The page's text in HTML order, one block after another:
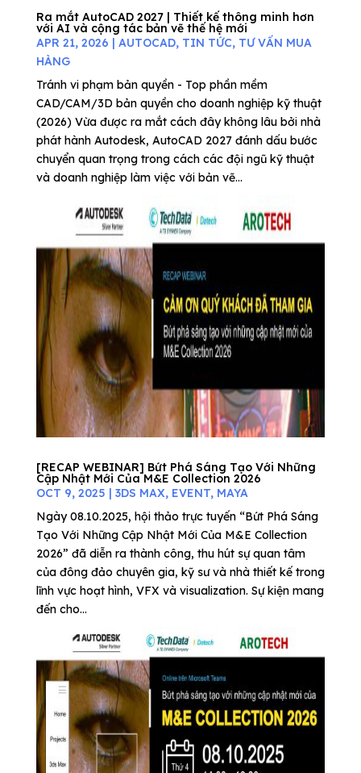
Ra mắt AutoCAD 2027 | Thiết kế thông minh hơn
với AI và cộng tác bản vẽ thế hệ mới
APR 21, 2026 | AUTOCAD, TIN TỨC, TƯ VẤN MUA
HÀNG
Tránh vi phạm bản quyền - Top phần mềm
CAD/CAM/3D bản quyền cho doanh nghiệp kỹ thuật
(2026) Vừa được ra mắt cách đây không lâu bởi nhà
phát hành Autodesk, AutoCAD 2027 đánh dấu bước
chuyển quan trọng trong cách các đội ngũ kỹ thuật
và doanh nghiệp làm việc với bản vẽ...
[RECAP WEBINAR] Bứt Phá Sáng Tạo Với Những
Cập Nhật Mới Của M&E Collection 2026
OCT 9, 2025 | 3DS MAX, EVENT, MAYA
Ngày 08.10.2025, hội thảo trực tuyến “Bứt Phá Sáng
Tạo Với Những Cập Nhật Mới Của M&E Collection
2026” đã diễn ra thành công, thu hút sự quan tâm
của đông đảo chuyên gia, kỹ sư và nhà thiết kế trong
lĩnh vực hoạt hình, VFX và visualization. Sự kiện mang
đến cho...